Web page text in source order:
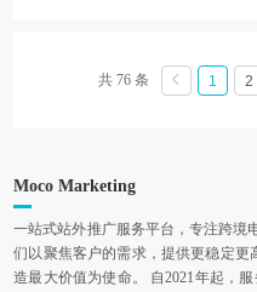
共 76 条 1 2
Moco Marketing
一站式站外推广服务平台，专注跨境
们以聚焦客户的需求，提供更稳定更
造最大价值为使命。 自2021年起，